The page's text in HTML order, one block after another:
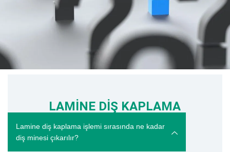
LAMİNE DİŞ KAPLAMA
Lamine diş kaplama işlemi sırasında ne kadar
diş minesi çıkarılır?